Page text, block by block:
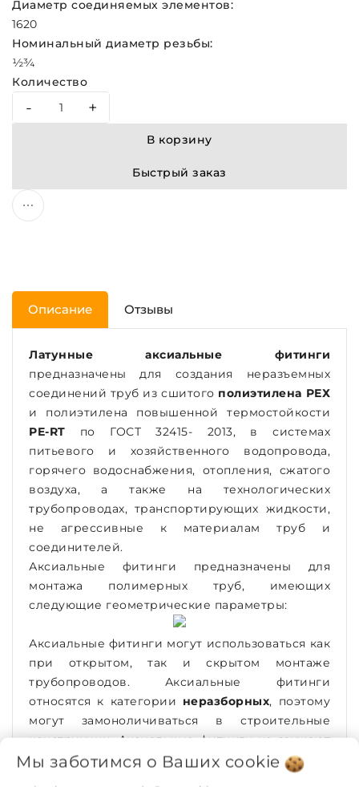
Диаметр соединяемых элементов:
1620
Номинальный диаметр резьбы:
½¾
Количество
- +
В корзину
Быстрый заказ
Описание Отзывы
Латунные аксиальные фитинги
предназначены для создания неразъемных
соединений труб из сшитого полиэтилена РЕХ
и полиэтилена повышенной термостойкости
PE-RT по ГОСТ 32415- 2013, в системах
питьевого и хозяйственного водопровода,
горячего водоснабжения, отопления, сжатого
воздуха, а также на технологических
трубопроводах, транспортирующих жидкости,
не агрессивные к материалам труб и
соединителей.
Аксиальные фитинги предназначены для
монтажа полимерных труб, имеющих
следующие геометрические параметры:
Аксиальные фитинги могут использоваться как
при открытом, так и скрытом монтаже
трубопроводов. Аксиальные фитинги
относятся к категории неразборных, поэтому
могут замоноличиваться в строительные
конструкции. Аксиальные фитинги не заужают
диаметр присоединяемых трубопроводов за
счет расширения трубных концов перед
Мы заботимся о Ваших cookie